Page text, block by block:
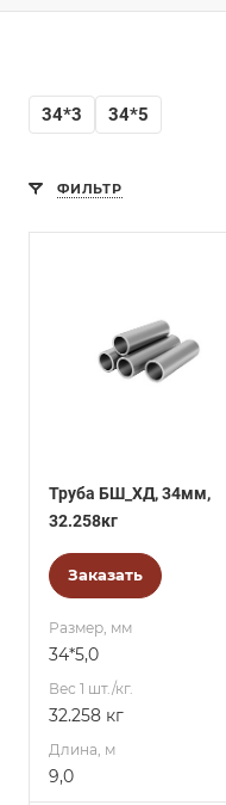
34*3 34*5
ФИЛЬТР
Труба БШ_ХД, 34мм,
32.258кг
Заказать
Размер, мм
34*5,0
Вес 1 шт./кг.
32.258 кг
Длина, м
9,0